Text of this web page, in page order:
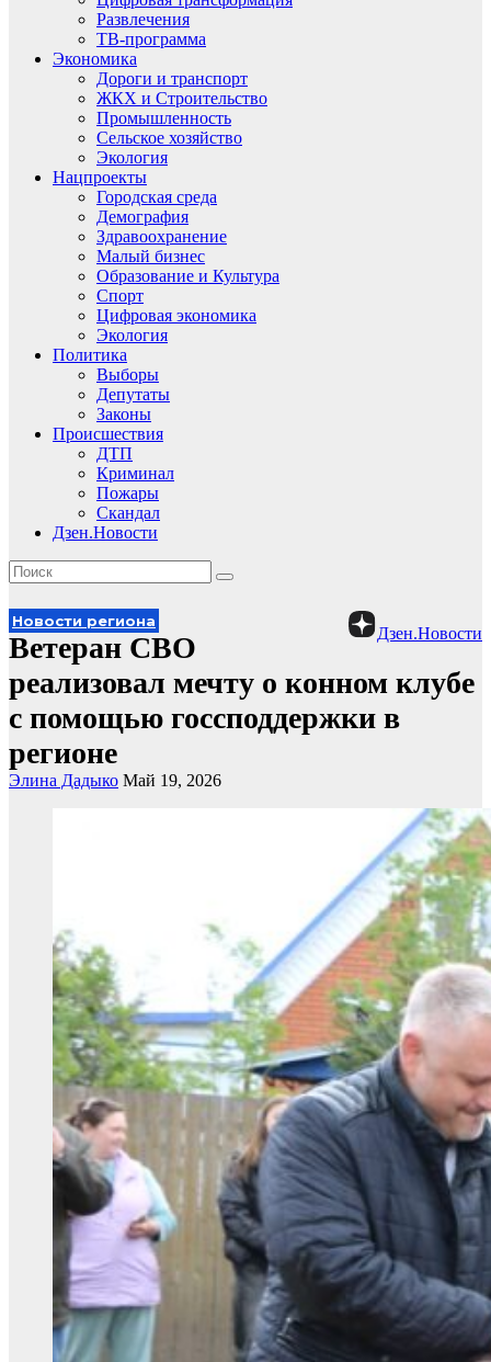
Развлечения
ТВ-программа
Экономика
Дороги и транспорт
ЖКХ и Строительство
Промышленность
Сельское хозяйство
Экология
Нацпроекты
Городская среда
Демография
Здравоохранение
Малый бизнес
Образование и Культура
Спорт
Цифровая экономика
Экология
Политика
Выборы
Депутаты
Законы
Происшествия
ДТП
Криминал
Пожары
Скандал
Дзен.Новости
Дзен.Новости
Новости региона
Ветеран СВО
реализовал мечту о конном клубе
с помощью госсподдержки в
регионе
Элина Дадыко Май 19, 2026